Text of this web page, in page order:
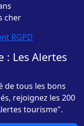
cher
RGPD
: Les Alertes
de tous les bons
rejoignez les 200
tourisme".